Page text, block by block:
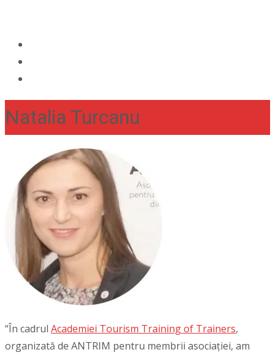
Natalia Turcanu
“În cadrul Academiei Tourism Training of Trainers,
organizată de ANTRIM pentru membrii asociației, am